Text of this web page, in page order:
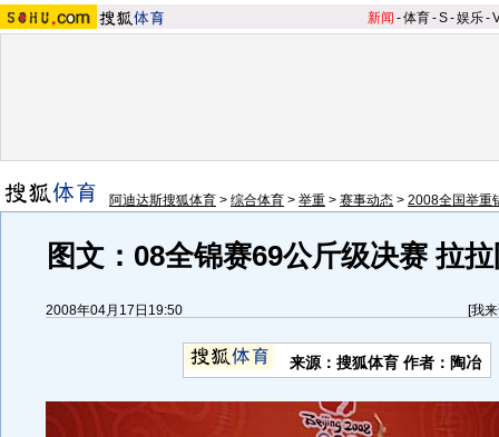
新闻 -体育-S-娱乐-
阿迪达斯搜狐体育 > 综合体育 > 举重 > 赛事动态 > 2008全国举重
图文：08全锦赛69公斤级决赛 拉
2008年04月17日19:50 [我
来源：搜狐体育 作者：陶冶